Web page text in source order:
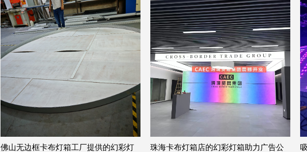
珠海卡布灯箱店的幻彩灯箱助力广告公
吸睛无比的广州双面卡布灯箱厂家——